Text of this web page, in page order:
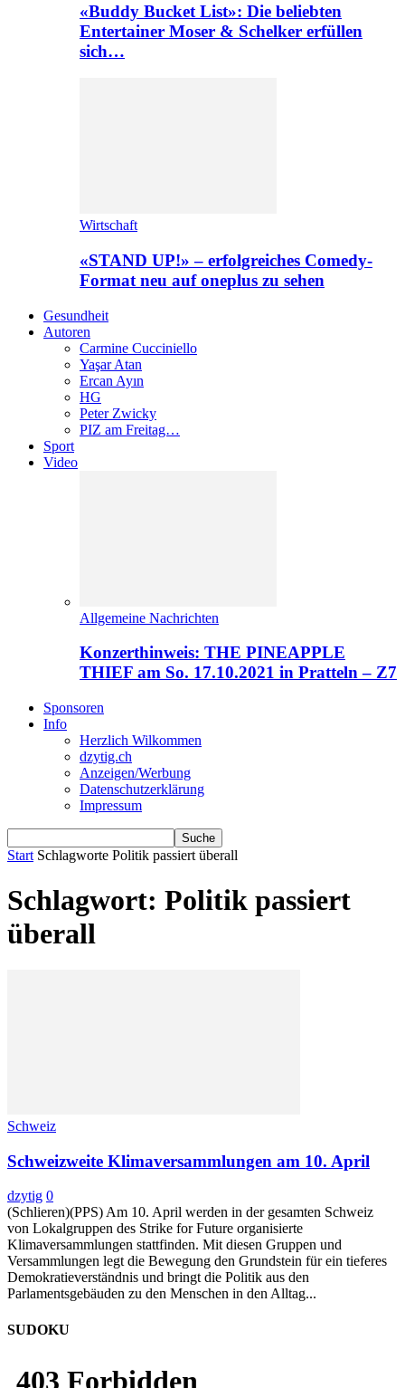
«Buddy Bucket List»: Die beliebten
Entertainer Moser & Schelker erfüllen
sich…
Wirtschaft
«STAND UP!» – erfolgreiches Comedy-
Format neu auf oneplus zu sehen
Gesundheit
Autoren
Carmine Cucciniello
Yaşar Atan
Ercan Ayın
HG
Peter Zwicky
PIZ am Freitag…
Sport
Video
Allgemeine Nachrichten
Konzerthinweis: THE PINEAPPLE
THIEF am So. 17.10.2021 in Pratteln – Z7
Sponsoren
Info
Herzlich Wilkommen
dzytig.ch
Anzeigen/Werbung
Datenschutzerklärung
Impressum
Start Schlagworte Politik passiert überall
Schlagwort: Politik passiert
überall
Schweiz
Schweizweite Klimaversammlungen am 10. April
dzytig 0
(Schlieren)(PPS) Am 10. April werden in der gesamten Schweiz
von Lokalgruppen des Strike for Future organisierte
Klimaversammlungen stattfinden. Mit diesen Gruppen und
Versammlungen legt die Bewegung den Grundstein für ein tieferes
Demokratieverständnis und bringt die Politik aus den
Parlamentsgebäuden zu den Menschen in den Alltag...
SUDOKU